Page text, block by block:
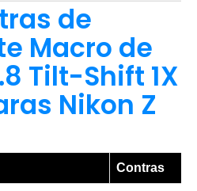
de
Macro de
Tilt-Shift 1X
Nikon Z
Contras